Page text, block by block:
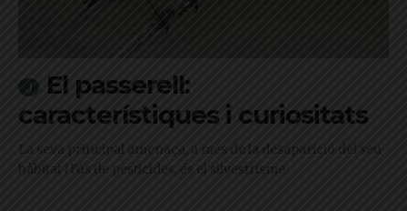
El passerell:
característiques i curiositats
La seva principal amenaça, a més de la desaparició del seu
hàbitat i l'ús de pesticides, és el silvestrisme